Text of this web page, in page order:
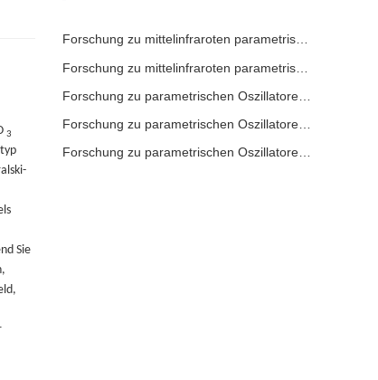
3
Sie
Forschung zu mittelinfraroten parametrischen Oszillatoren - Teil 06
Forschung zu mittelinfraroten parametrischen Oszillatoren - Teil 05
Forschung zu parametrischen Oszillatoren im mittleren Infrarotbereich – Teil 04
Forschung zu parametrischen Oszillatoren im mittleren Infrarotbereich – Teil 03
Forschung zu parametrischen Oszillatoren im mittleren Infrarotbereich – Teil 02